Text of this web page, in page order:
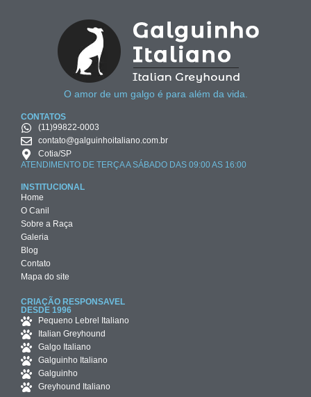
O amor de um galgo é para além da vida.
CONTATOS
(11)99822-0003
contato@galguinhoitaliano.com.br
Cotia/SP
ATENDIMENTO DE TERÇA A SÁBADO DAS 09:00 AS 16:00
INSTITUCIONAL
Home
O Canil
Sobre a Raça
Galeria
Blog
Contato
Mapa do site
CRIAÇÃO RESPONSAVEL
DESDE 1996
Pequeno Lebrel Italiano
Italian Greyhound
Galgo Italiano
Galguinho Italiano
Galguinho
Greyhound Italiano